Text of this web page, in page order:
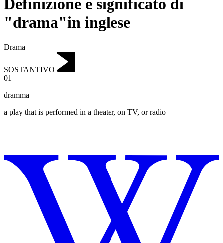
Definizione e significato di
"drama"in inglese
Drama
SOSTANTIVO
01
dramma
a play that is performed in a theater, on TV, or radio